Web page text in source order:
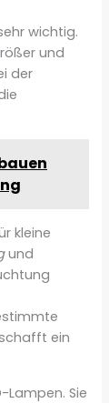
wichtig.
und
der
kleine
und
ein
Lampen. Sie